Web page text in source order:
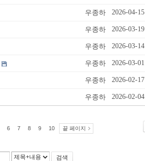
우종하 2026-04-15
우종하 2026-03-19
우종하 2026-03-14
우종하 2026-03-01
우종하 2026-02-17
우종하 2026-02-04
6 7 8 9 10 끝 페이지
검색